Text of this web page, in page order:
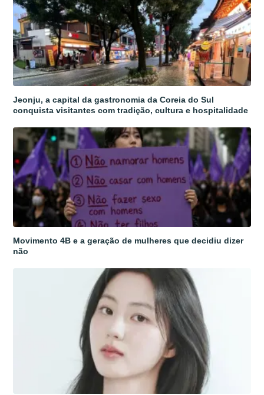
Jeonju, a capital da gastronomia da Coreia do Sul
conquista visitantes com tradição, cultura e hospitalidade
Movimento 4B e a geração de mulheres que decidiu dizer
não